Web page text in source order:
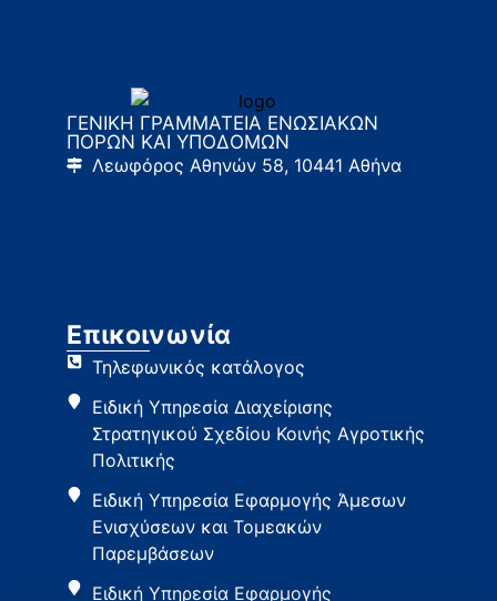
ΓΕΝΙΚΗ ΓΡΑΜΜΑΤΕΙΑ ΕΝΩΣΙΑΚΩΝ
ΠΟΡΩΝ ΚΑΙ ΥΠΟΔΟΜΩΝ
Λεωφόρος Αθηνών 58, 10441 Αθήνα
Επικοινωνία
Τηλεφωνικός κατάλογος
Ειδική Υπηρεσία Διαχείρισης
Στρατηγικού Σχεδίου Κοινής Αγροτικής
Πολιτικής
Ειδική Υπηρεσία Εφαρμογής Άμεσων
Ενισχύσεων και Τομεακών
Παρεμβάσεων
Ειδική Υπηρεσία Εφαρμογής